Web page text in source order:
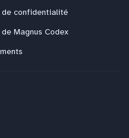
confidentialité
Magnus Codex